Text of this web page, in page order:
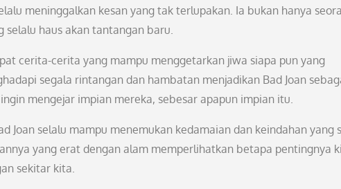
meninggalkan kesan yang tak terlupakan. Ia bukan hanya
selalu haus akan tantangan baru.
cerita-cerita yang mampu menggetarkan jiwa siapa pun yang
segala rintangan dan hambatan menjadikan Bad Joan
mengejar impian mereka, sebesar apapun impian itu.
Joan selalu mampu menemukan kedamaian dan keindahan yang
yang erat dengan alam memperlihatkan betapa pentingnya
sekitar kita.